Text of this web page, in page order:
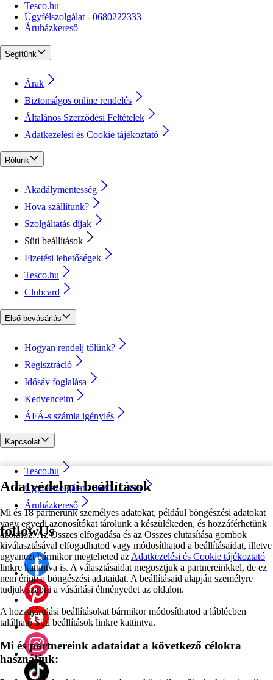
Adatvédelmi beállítások
Mi és 18 partnerünk személyes adatokat, például böngészési adatokat
vagy egyedi azonosítókat tárolunk a készülékeden, és hozzáférhetünk
azokhoz. Az Összes elfogadása és az Összes elutasítása gombok
kiválasztásával elfogadhatod vagy módosíthatod a beállításaidat, illetve
ugyanezt bármikor megteheted az Adatkezelési és Cookie tájékoztató
linkre kattintva is. A választásaidat megosztjuk a partnereinkkel, de ez
nem érinti a böngészési adataidat. A beállításaid alapján személyre
tudjuk szabni a vásárlási élményedet az oldalon.
A hozzájárulási beállításokat bármikor módosíthatod a láblécben
található Süti beállítások linkre kattintva.
Mi és partnereink adataidat a következő célokra
használjuk:
Tesco.hu
Ügyfélszolgálat - 0680222333
Áruházkereső
Segítünk
Árak
Biztonságos online rendelés
Általános Szerződési Feltételek
Adatkezelési és Cookie tájékoztató
Rólunk
Akadálymentesség
Hova szállítunk?
Szolgáltatás díjak
Süti beállítások
Fizetési lehetőségek
Tesco.hu
Clubcard
Első bevásárlás
Hogyan rendelj tőlünk?
Regisztráció
Idősáv foglalása
Kedvenceim
ÁFÁ-s számla igénylés
Kapcsolat
Tesco.hu
Ügyfélszolgálat - 0680222333
Áruházkereső
followUs